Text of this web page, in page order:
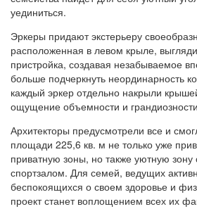
уединиться.
Эркеры придают экстерьеру
расположенная в левом крыле,
пристройка, создавая незабываемое
больше подчеркнуть неординарность
каждый эркер отдельно накрыли
ощущение объемности и
Архитекторы предусмотрели все и
площади 225,6 кв. м не только уже
приватную зоны, но также уютную зону
спортзалом. Для семей, ведущих
беспокоящихся о своем здоровье и
проект станет воплощением всех их